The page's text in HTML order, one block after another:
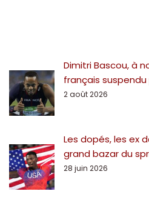
Dimitri Bascou, à
français
2 août 2026
Les dopés, les ex
grand bazar du
28 juin 2026